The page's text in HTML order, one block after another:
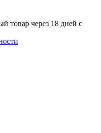
товар через 18 дней с